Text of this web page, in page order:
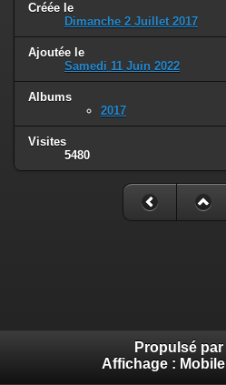
Créée le
Dimanche 2 Juillet 2017
Ajoutée le
Samedi 11 Juin 2022
Albums
2017
Visites
5480
Propulsé par
Affichage : Mobile